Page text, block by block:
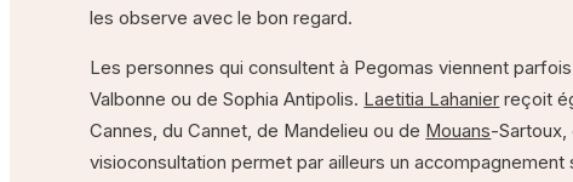
les observe avec le bon regard.
Les personnes qui consultent à Pegomas viennent
Valbonne ou de Sophia Antipolis. Laetitia Lahanier reçoit
Cannes, du Cannet, de Mandelieu ou de Mouans-Sartoux,
visioconsultation permet par ailleurs un accompagnement